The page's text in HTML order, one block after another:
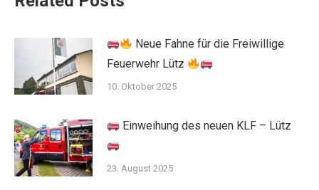
Neue Fahne für die Freiwillige
Feuerwehr Lütz
10. Oktober 2025
Einweihung des neuen KLF – Lütz
23. August 2025